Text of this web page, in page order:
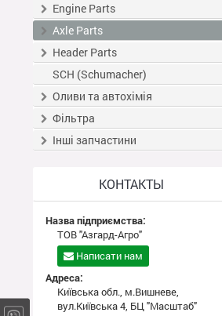
Engine Parts
Axle Parts
Header Parts
SCH (Schumacher)
Оливи та автохімія
Фільтра
Інші запчастини
КОНТАКТЫ
Назва підприємства:
ТОВ "Азгард-Агро"
Написати нам
Адреса:
Київська обл., м.Вишневе,
вул.Київська 4, БЦ "Масштаб"